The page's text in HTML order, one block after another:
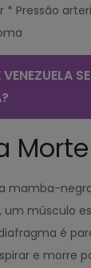
Pressão
SE
Morte
mamba-
um músculo
é
e morre